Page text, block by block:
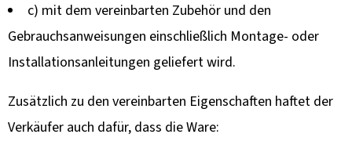
c) mit dem vereinbarten Zubehör und den
Gebrauchsanweisungen einschließlich Montage- oder
Installationsanleitungen geliefert wird.
Zusätzlich zu den vereinbarten Eigenschaften haftet der
Verkäufer auch dafür, dass die Ware: